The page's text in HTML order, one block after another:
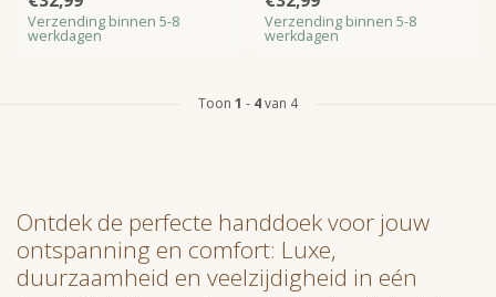
Verzending binnen 5-8
werkdagen
Verzending binnen 5-8
werkdagen
Toon 1 - 4van 4
Ontdek de perfecte handdoek voor jouw
ontspanning en comfort: Luxe,
duurzaamheid en veelzijdigheid in eén